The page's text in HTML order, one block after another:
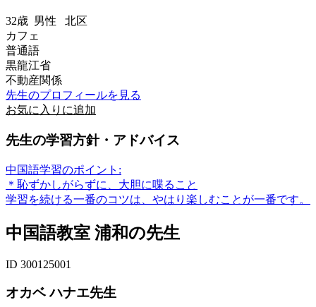
32歳 男性 北区
カフェ
普通語
黒龍江省
不動産関係
先生のプロフィールを見る
お気に入りに追加
先生の学習方針・アドバイス
中国語学習のポイント:
＊恥ずかしがらずに、大胆に喋ること
学習を続ける一番のコツは、やはり楽しむことが一番です。
中国語教室 浦和の先生
ID 300125001
オカベ ハナエ先生